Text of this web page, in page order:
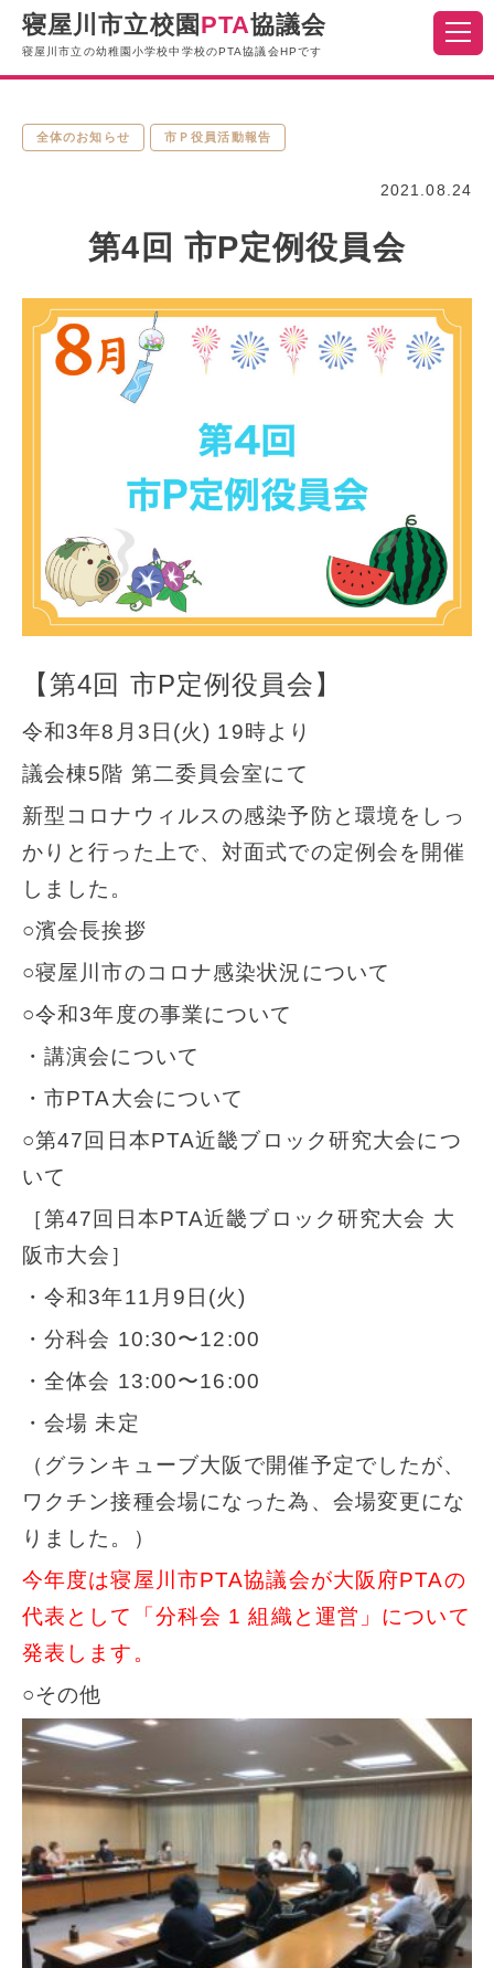
寝屋川市立校園 PTA協議会
寝屋川市立の幼稚園小学校中学校のPTA協議会HPです
全体のお知らせ 市Ｐ役員活動報告
2021.08.24
第4回 市P定例役員会
【第4回 市P定例役員会】
令和3年8月3日(火) 19時より
議会棟5階 第二委員会室にて
新型コロナウィルスの感染予防と環境をしっ
かりと行った上で、対面式での定例会を開催
しました。
○濱会長挨拶
○寝屋川市のコロナ感染状況について
○令和3年度の事業について
・講演会について
・市PTA大会について
○第47回日本PTA近畿ブロック研究大会につ
いて
［第47回日本PTA近畿ブロック研究大会 大
阪市大会］
・令和3年11月9日(火)
・分科会 10:30〜12:00
・全体会 13:00〜16:00
・会場 未定
（グランキューブ大阪で開催予定でしたが、
ワクチン接種会場になった為、会場変更にな
りました。）
今年度は寝屋川市PTA協議会が大阪府PTAの
代表として「分科会 1 組織と運営」について
発表します。
○その他